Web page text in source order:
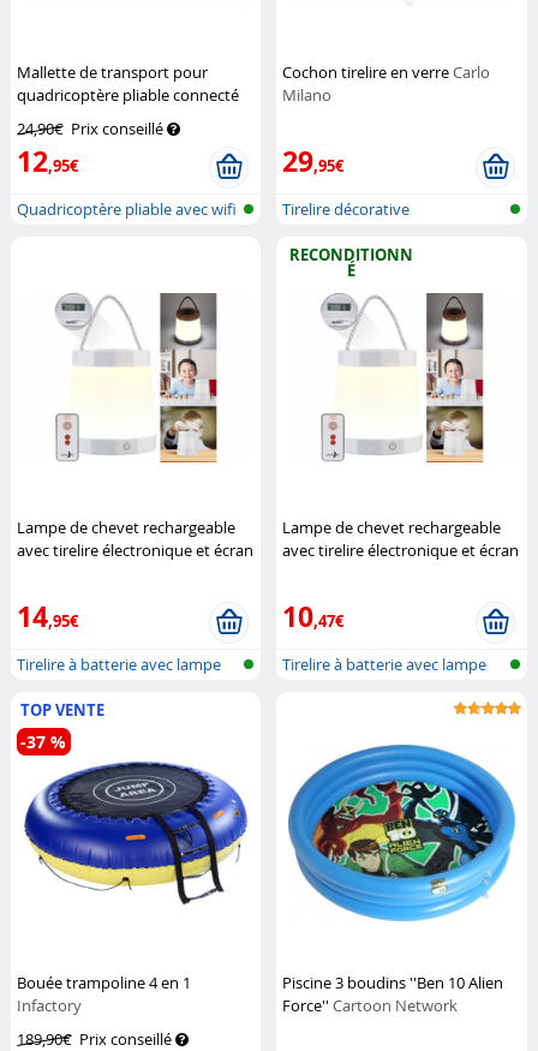
Mallette de transport pour
quadricoptère pliable connecté
24,90€ Prix conseillé
12,95€
Quadricoptère pliable avec wifi
Cochon tirelire en verreCarlo
Milano
29,95€
Tirelire décorative
Lampe de chevet rechargeable
avec tirelire électronique et écran
14,95€
Tirelire à batterie avec lampe
RECONDITIONN
É
Lampe de chevet rechargeable
avec tirelire électronique et écran
10,47€
Tirelire à batterie avec lampe
TOP VENTE
Bouée trampoline 4 en 1
Infactory
189,90€ Prix conseillé
-37 %
Piscine 3 boudins ''Ben 10 Alien
Force''Cartoon Network